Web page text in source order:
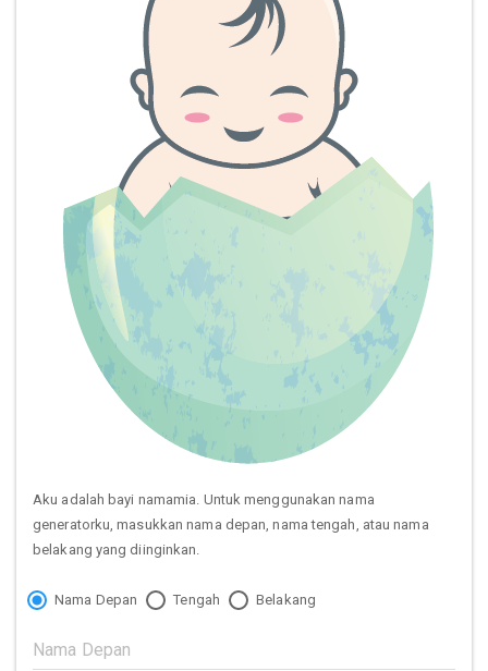
Aku adalah bayi namamia. Untuk menggunakan nama
generatorku, masukkan nama depan, nama tengah, atau nama
belakang yang diinginkan.
Nama Depan Tengah Belakang